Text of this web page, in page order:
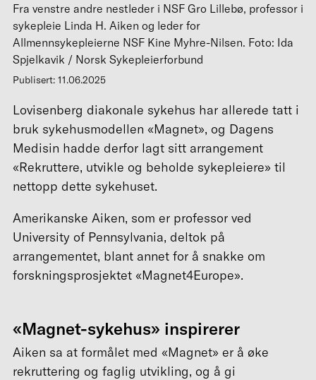
Fra venstre andre nestleder i NSF Gro Lillebø, professor i
sykepleie Linda H. Aiken og leder for
Allmennsykepleierne NSF Kine Myhre-Nilsen. Foto: Ida
Spjelkavik / Norsk Sykepleierforbund
Publisert: 11.06.2025
Lovisenberg diakonale sykehus har allerede tatt i
bruk sykehusmodellen «Magnet», og Dagens
Medisin hadde derfor lagt sitt arrangement
«Rekruttere, utvikle og beholde sykepleiere» til
nettopp dette sykehuset.
Amerikanske Aiken, som er professor ved
University of Pennsylvania, deltok på
arrangementet, blant annet for å snakke om
forskningsprosjektet «Magnet4Europe».
«Magnet-sykehus» inspirerer
Aiken sa at formålet med «Magnet» er å øke
rekruttering og faglig utvikling, og å gi